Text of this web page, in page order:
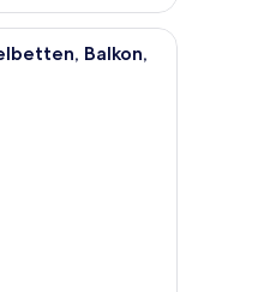
mit zwei Betten, einem
Balkon,